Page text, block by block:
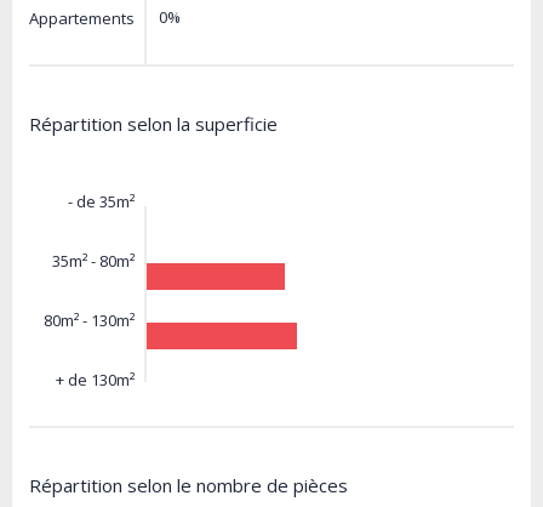
Appartements 0%
Répartition selon la superficie
- de 35m²
35m² - 80m²
80m² - 130m²
+ de 130m²
Répartition selon le nombre de pièces